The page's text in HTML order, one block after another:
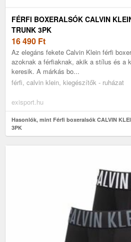
FÉRFI BOXERALSÓK CALVIN
TRUNK 3PK
16 490 Ft
Az elegáns fekete Calvin Klein férfi
azoknak a férfiaknak, akik a stílus és a
keresik. A márkás bo...
férfi, calvin klein, kiegészítők - ruházat
exisport.hu
Hasonlók, mint Férfi boxeralsók CALVIN
3PK